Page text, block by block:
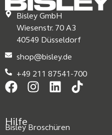
Bisley GmbH
Wiesenstr. 70 A3
40549 Düsseldorf
shop@bisley.de
+49 211 87541-700
Hilfe
Bisley Broschüren